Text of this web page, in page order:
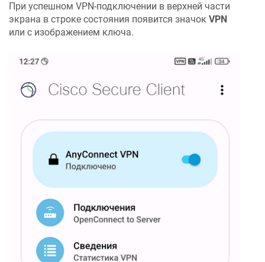
При успешном VPN-подключении в верхней части
экрана в строке состояния появится значок VPN
или с изображением ключа.